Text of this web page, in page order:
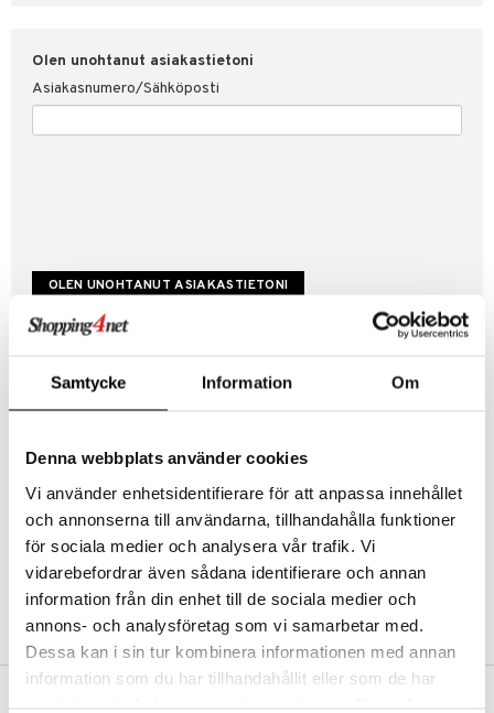
Samtycke Information Om
Denna webbplats använder cookies
Vi använder enhetsidentifierare för att anpassa innehållet
och annonserna till användarna, tillhandahålla funktioner
för sociala medier och analysera vår trafik. Vi
vidarebefordrar även sådana identifierare och annan
information från din enhet till de sociala medier och
annons- och analysföretag som vi samarbetar med.
Dessa kan i sin tur kombinera informationen med annan
information som du har tillhandahållit eller som de har
Olen unohtanut asiakastietoni
Asiakasnumero/Sähköposti
Luo uusi asiakas
Hyviä tarjouksia
Kestotilaus
Arvostele tuotteita
Toivelistat
LUO ASIAKAS